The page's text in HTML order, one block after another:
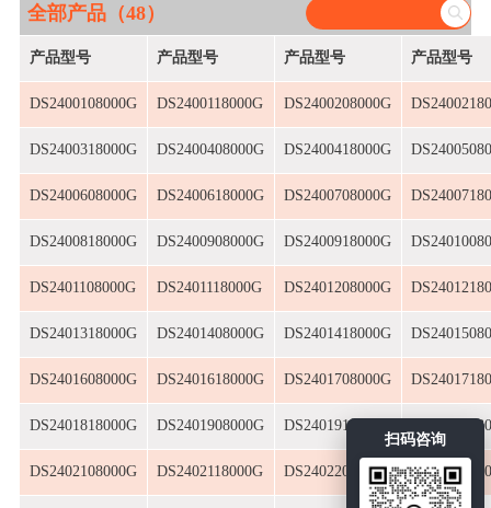
扫码咨询
全部产品（48）
产品型号 产品型号 产品型号 产品型号
DS2400108000G DS2400118000G DS2400208000G
DS2400318000G DS2400408000G DS2400418000G
DS2400608000G DS2400618000G DS2400708000G
DS2400818000G DS2400908000G DS2400918000G
DS2401108000G DS2401118000G DS2401208000G
DS2401318000G DS2401408000G DS2401418000G
DS2401608000G DS2401618000G DS2401708000G
DS2401818000G DS2401908000G DS2401918000G
DS2402108000G DS2402118000G DS2402208000G